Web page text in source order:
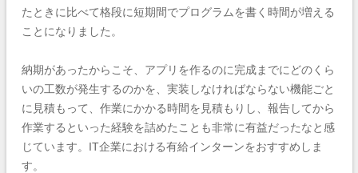
たときに比べて格段に短期間でプログラムを書く時間が増える
ことになりました。
納期があったからこそ、アプリを作るのに完成までにどのくら
いの工数が発生するのかを、実装しなければならない機能ごと
に見積もって、作業にかかる時間を見積もりし、報告してから
作業するといった経験を詰めたことも非常に有益だったなと感
じています。IT企業における有給インターンをおすすめしま
す。